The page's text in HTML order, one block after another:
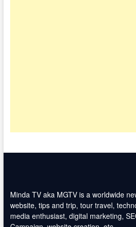
Minda TV aka MGTV is a worldwide
website, tips and trip, tour travel,
media enthusiast, digital marketing,